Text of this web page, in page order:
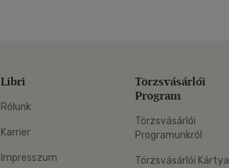
Libri
Rólunk
Karrier
Impresszum
Törzsvásárlói
Program
Törzsvásárlói
Programunkról
Törzsvásárlói Kártya